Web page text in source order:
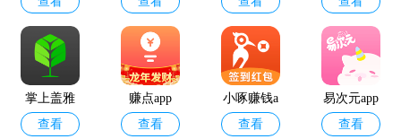
最新版
掌上盖雅
考勤app官
查看
赚点app
查看
小啄赚钱a
pp
查看
易次元app
查看